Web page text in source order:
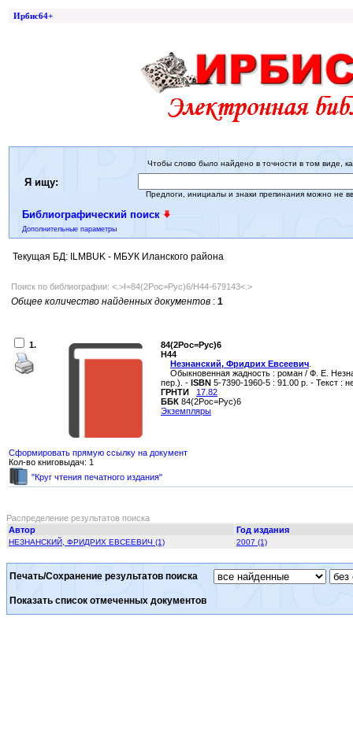
Ирбис64+
Я ищу:
Чтобы слово было найдено в точности в том виде,
Предлоги, инициалы и знаки препинания можно не
Библиографический поиск
Дополнительные параметры
Текущая БД: ILMBUK - МБУК Иланского района
Поиск по библиографии: <.>I=84(2Рос=Рус)6/Н44-679143<.>
Общее количество найденных документов : 1
1.
84(2Рос=Рус)6
Н44
Незнанский, Фридрих Евсеевич
Обыкновенная жадность : роман / Ф. Е.
пер.). - ISBN 5-7390-1960-5 : 91.00 р. - Текст :
ГРНТИ
17.82
ББК 84(2Рос=Рус)6
Экземпляры
Сформировать прямую ссылку на документ
Кол-во книговыдач: 1
"Круг чтения печатного издания"
Распределение результатов поиска
Автор
Год издания
НЕЗНАНСКИЙ, ФРИДРИХ ЕВСЕЕВИЧ (1) 2007 (1)
Печать/Сохранение результатов поиска
Показать список отмеченных документов